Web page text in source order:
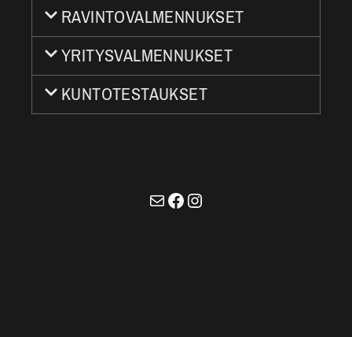
RAVINTOVALMENNUKSET
YRITYSVALMENNUKSET
KUNTOTESTAUKSET